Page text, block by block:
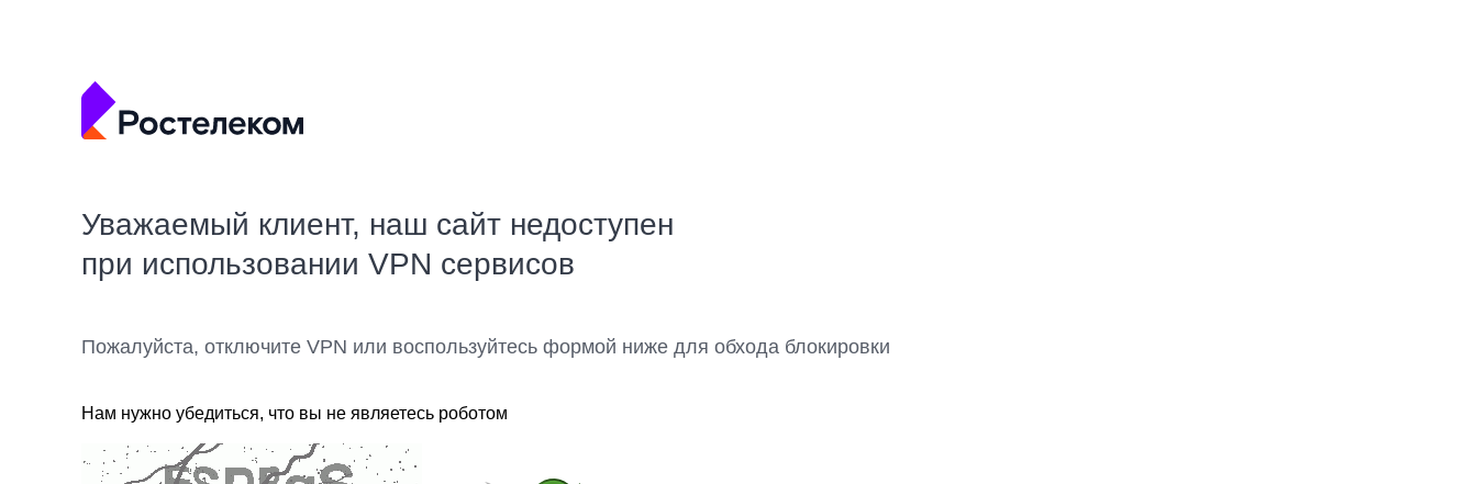
Уважаемый клиент, наш сайт недоступен
при использовании VPN сервисов
Пожалуйста, отключите VPN или воспользуйтесь формой ниже для обхода блокировки
Нам нужно убедиться, что вы не являетесь роботом